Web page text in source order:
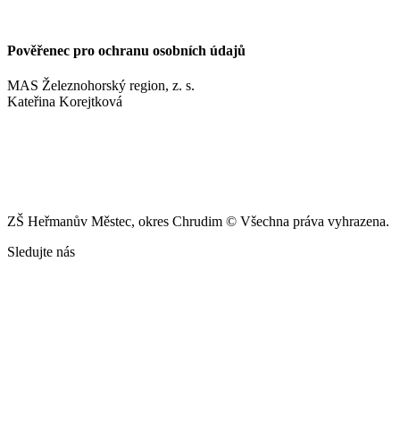
Pověřenec pro ochranu osobních údajů
MAS Železnohorský region, z. s.
Kateřina Korejtková
ZŠ Heřmanův Městec, okres Chrudim © Všechna práva vyhrazena.
Sledujte nás